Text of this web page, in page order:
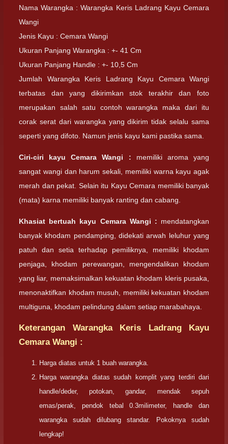
Nama Warangka : Warangka Keris Ladrang Kayu Cemara
Wangi
Jenis Kayu : Cemara Wangi
Ukuran Panjang Warangka : +- 41 Cm
Ukuran Panjang Handle : +- 10,5 Cm
Jumlah Warangka Keris Ladrang Kayu Cemara Wangi
terbatas dan yang dikirimkan stok terakhir dan foto
merupakan salah satu contoh warangka maka dari itu
corak serat dari warangka yang dikirim tidak selalu sama
seperti yang difoto. Namun jenis kayu kami pastika sama.
Ciri-ciri kayu Cemara Wangi : memiliki aroma yang
sangat wangi dan harum sekali, memiliki warna kayu agak
merah dan pekat. Selain itu Kayu Cemara memiliki banyak
(mata) karna memiliki banyak ranting dan cabang.
Khasiat bertuah kayu Cemara Wangi : mendatangkan
banyak khodam pendamping, didekati arwah leluhur yang
patuh dan setia terhadap pemiliknya, memiliki khodam
penjaga, khodam perewangan, mengendalikan khodam
yang liar, memaksimalkan kekuatan khodam kleris pusaka,
menonaktifkan khodam musuh, memiliki kekuatan khodam
multiguna, khodam pelindung dalam setiap marabahaya.
Keterangan Warangka Keris Ladrang Kayu
Cemara Wangi :
Harga diatas untuk 1 buah warangka.
Harga warangka diatas sudah komplit yang terdiri dari
handle/deder, potokan, gandar, mendak sepuh
emas/perak, pendok tebal 0.3milimeter, handle dan
warangka sudah dilubang standar. Pokoknya sudah
lengkap!